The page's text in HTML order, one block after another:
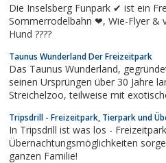
Die Inselsberg Funpark ✔ ist ein
Sommerrodelbahn ❤, Wie-Flyer & vieles mehr für Kinder & mit
Hund ????
Taunus Wunderland Der Freizeitpark
Das Taunus Wunderland, gegründet am 12. Mai 1966, war in
seinen Ursprüngen über 30 Jahre
Streichelzoo, teilweise mit exotischen Tieren.Aus dem Kinderpark
Altersgruppen und die ganze
aus einem Märchenwald der...
Tripsdrill - Freizeitpark, Tierpark und
In Tripsdrill ist was los - Freizeitpark, Events, Tierpark
Übernachtungsmöglichkeiten
ganzen Familie!